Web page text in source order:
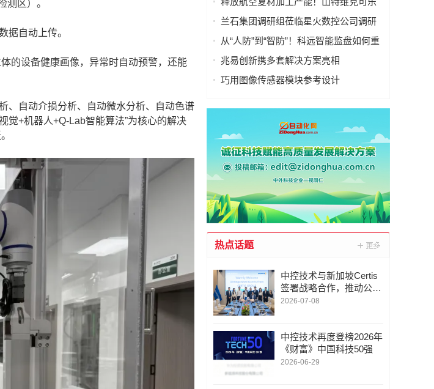
区）。
自动上传。
设备健康画像，异常时自动预警，还能
自动介损分析、自动微水分析、自动色谱
觉+机器人+Q-Lab智能算法”为核心的解决
满锯齿刃铣刀从源头解决四大铣削工艺
兰石集团调研组莅临星火数控公司调研
指导数智化转型工作
从“人防”到“智防”！科远智能监盘如何重
塑火电运行新范式
兆易创新携多套解决方案亮相
CIIF2025，助力人形机器人落地
巧用图像传感器模块参考设计
造的全流程
热点话题
中控技术与新加坡Certis
签署战略合作，推动公共
事业机器人场景化落地，
2026-07-08
中控技术再度登榜2026年
《财富》中国科技50强
2026-06-29